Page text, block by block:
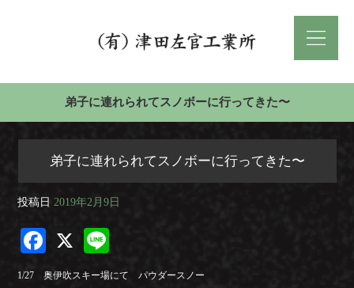
弟子に連れられてスノボーに行ってきた〜
弟子に連れられてスノボーに行ってきた〜
投稿日 2019年2月9日
Fa
ce
X
ne
1/27 奥伊吹スキー場にて パウダースノー